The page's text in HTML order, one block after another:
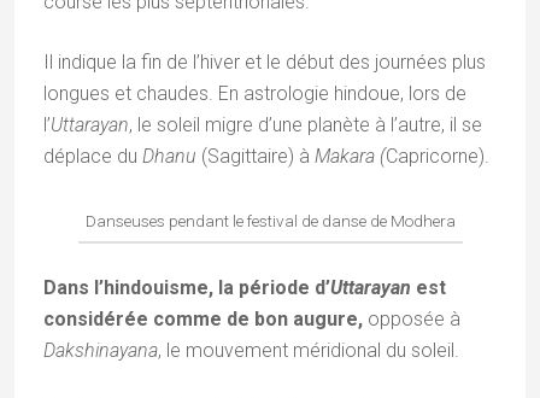
Il indique la fin de l’hiver et le début des journées plus
longues et chaudes. En astrologie hindoue, lors de
l’Uttarayan, le soleil migre d’une planète à l’autre, il se
déplace du Dhanu (Sagittaire) à Makara (Capricorne).
Danseuses pendant le festival de danse de Modhera
Dans l’hindouisme, la période d’Uttarayan est
considérée comme de bon augure, opposée à
Dakshinayana, le mouvement méridional du soleil.